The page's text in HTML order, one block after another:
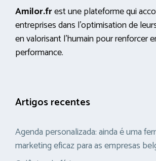
Amilor.frest une plateforme qui
entreprises dans l’optimisation de
en valorisant l’humain pour renforcer
performance.
Artigos recentes
Agenda personalizada: ainda é uma
marketing eficaz para as empresas